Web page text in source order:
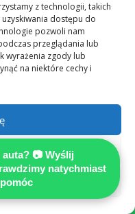
z technologii, takich
dostępu do
pozwoli nam
przeglądania lub
wyrażenia zgody lub
na niektóre cechy i
wypadku a
techniczna
Niemcy
polsku
w
📷 Wyślij
natychmiast